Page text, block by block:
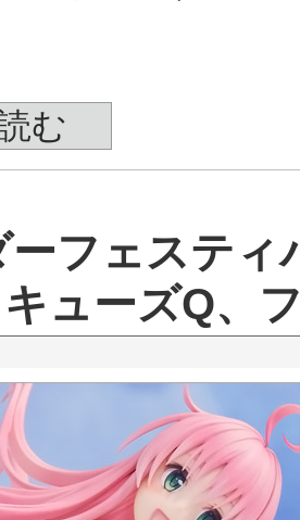
む
ーフェスティ
ューズQ、